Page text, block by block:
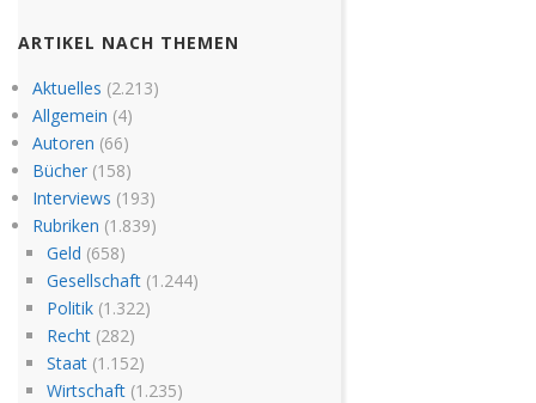
ARTIKEL NACH THEMEN
Aktuelles (2.213)
Allgemein (4)
Autoren (66)
Bücher(158)
Interviews (193)
Rubriken (1.839)
Geld (658)
Gesellschaft(1.244)
Politik(1.322)
Recht(282)
Staat(1.152)
Wirtschaft(1.235)